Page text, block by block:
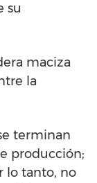
su
maciza
la
terminan
producción;
lo tanto, no